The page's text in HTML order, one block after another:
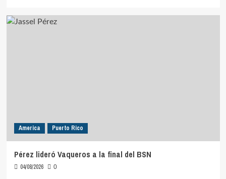
America Puerto Rico
Pérez lideró Vaqueros a la final del BSN
04/08/2026 0